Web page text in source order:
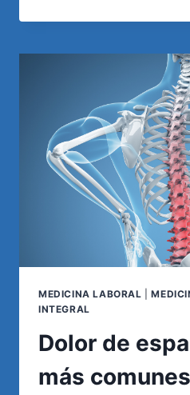
UN
MÉDICO
MEDICINA LABORAL |
INTEGRAL
Dolor de
más